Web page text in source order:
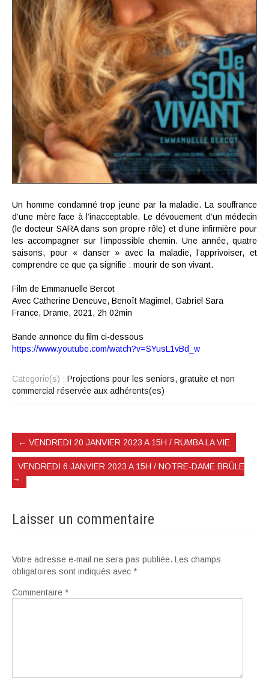
Un homme condamné trop jeune par la maladie. La souffrance
d’une mère face à l’inacceptable. Le dévouement d’un médecin
(le docteur SARA dans son propre rôle) et d’une infirmière pour
les accompagner sur l’impossible chemin. Une année, quatre
saisons, pour « danser » avec la maladie, l’apprivoiser, et
comprendre ce que ça signifie : mourir de son vivant.
Film de Emmanuelle Bercot
Avec Catherine Deneuve, Benoît Magimel, Gabriel Sara
France, Drame, 2021, 2h 02min
Bande annonce du film ci-dessous
https://www.youtube.com/watch?v=SYusL1vBd_w
Categorie(s) : Projections pour les seniors, gratuite et non
commercial réservée aux adhérents(es)
← VENDREDI 20 JANVIER 2023 A 15H / RUMBA LA VIE
VENDREDI 6 JANVIER 2023 A 15H / NOTRE-DAME BRÛLE
→
Laisser un commentaire
Votre adresse e-mail ne sera pas publiée. Les champs
obligatoires sont indiqués avec *
Commentaire *